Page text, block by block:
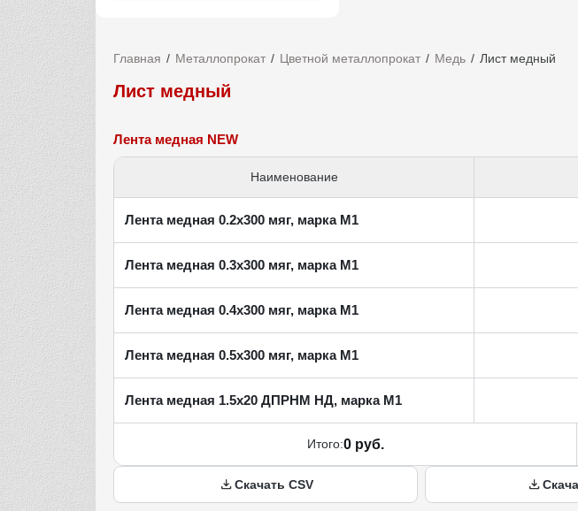
Главная Металлопрокат Цветной металлопрокат Медь Лист медный
Лист медный
Лента медная NEW
Наименование
Лента медная 0.2х300 мяг, марка М1
Лента медная 0.3х300 мяг, марка М1
Лента медная 0.4х300 мяг, марка М1
Лента медная 0.5х300 мяг, марка М1
Лента медная 1.5х20 ДПРНМ НД, марка М1
Итого:0 руб.
Скачать CSV